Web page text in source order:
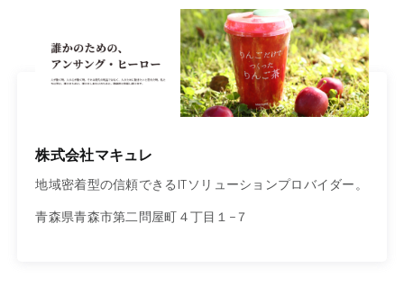
株式会社マキュレ
地域密着型の信頼できるITソリューションプロバイダー。
青森県青森市第二問屋町４丁目１−７